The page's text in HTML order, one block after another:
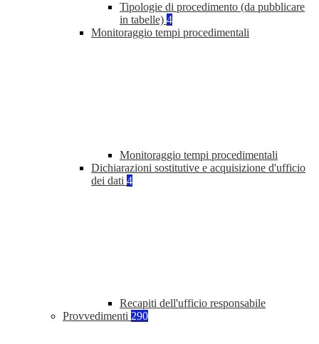
Tipologie di procedimento (da pubblicare
in tabelle) 4
Monitoraggio tempi procedimentali
Monitoraggio tempi procedimentali
Dichiarazioni sostitutive e acquisizione d'ufficio
dei dati 4
Recapiti dell'ufficio responsabile
Provvedimenti 290